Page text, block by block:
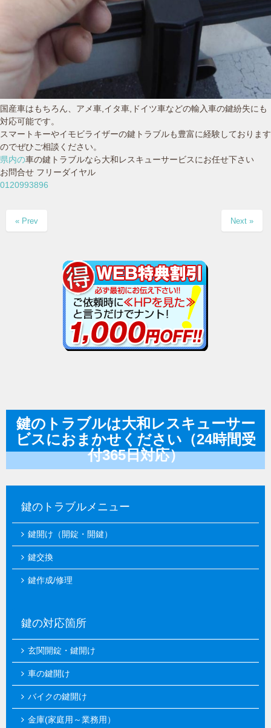
国産車はもちろん、アメ車,イタ車,ドイツ車などの輸入車の鍵紛失にも
対応可能です。
スマートキーやイモビライザーの鍵トラブルも豊富に経験しております
のでぜひご相談ください。
県内の車の鍵トラブルなら大和レスキューサービスにお任せ下さい
お問合せ フリーダイヤル
0120993896
« Prev Next »
鍵のトラブルは大和レスキューサー
ビスにおまかせください（24時間受
付365日対応）
鍵のトラブルメニュー
鍵開け（開錠・開鍵）
鍵交換
鍵作成/修理
鍵の対応箇所
玄関開錠・鍵開け
車の鍵開け
バイクの鍵開け
金庫(家庭用～業務用）